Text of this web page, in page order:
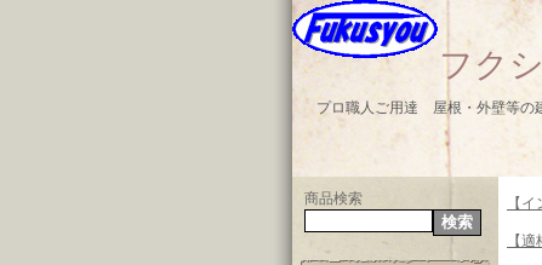
フク
プロ職人ご用達 屋根・外壁等
商品検索 【
【